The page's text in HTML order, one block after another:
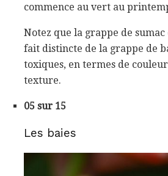
commence au vert au
Notez que la grappe de sumac
fait distincte de la grappe de
toxiques, en termes de
texture.
05 sur 15
Les baies